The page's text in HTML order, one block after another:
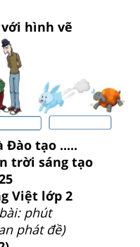
hình vẽ
Đào tạo .....
trời sáng tạo
Việt lớp 2
phút
phát đề)